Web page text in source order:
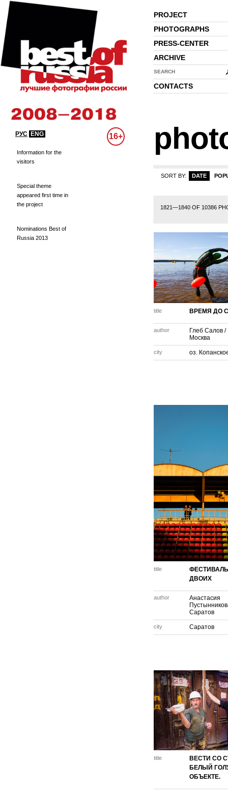
PROJECT
PHOTOGRAPHS
PRESS-CENTER
ARCHIVE
SEARCH
CONTACTS
РУС ENG 16+
Information for the
visitors
Special theme
appeared first time in
the project
Nominations Best of
Russia 2013
SORT BY: DATE
1821—1840 OF 10386
67 68 69 79 80 81 82 83 84
title ВРЕМЯ ДО
author Глеб Салов /
Москва
city оз.
title
ДВОИХ
author
Анастасия
Саратов
city Саратов
title
ВЕСТИ СО
БЕЛЫЙ
ОБЪЕКТЕ.